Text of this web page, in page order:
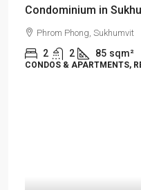
Condominium in
Phrom Phong, Sukhumvit
2 2 85 sqm²
CONDOS & APARTMENTS,